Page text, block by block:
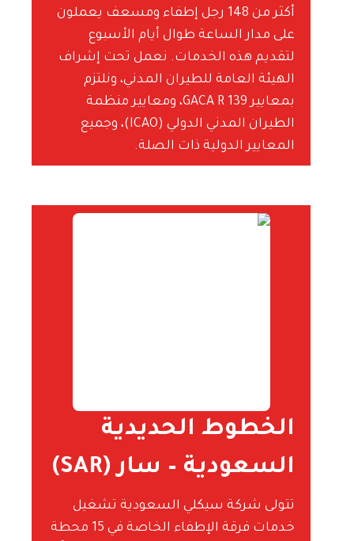
أكثر من 148 رجل إطفاء ومسعف يعملون
على مدار الساعة طوال أيام الأسبوع
لتقديم هذه الخدمات. نعمل تحت إشراف
الهيئة العامة للطيران المدني، ونلتزم
بمعايير GACA R 139، ومعايير منظمة
الطيران المدني الدولي (ICAO)، وجميع
المعايير الدولية ذات الصلة.
الخطوط الحديدية
السعودية – سار (SAR)
تتولى شركة سيكلي السعودية تشغيل
خدمات فرقة الإطفاء الخاصة في 15 محطة